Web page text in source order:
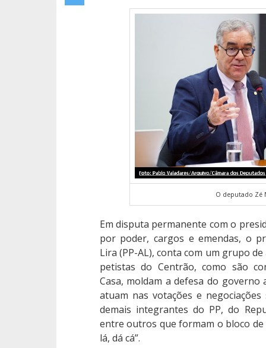
O deputado Zé
Em disputa permanente com o
por poder, cargos e emendas, o
Lira (PP-AL), conta com um grupo
petistas do Centrão, como são
Casa, moldam a defesa do governo
atuam nas votações e
demais integrantes do PP, do
entre outros que formam o bloco
lá, dá cá”.